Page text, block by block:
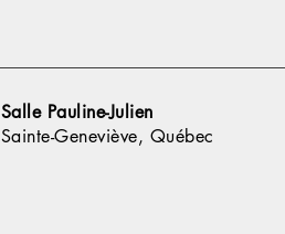
Salle Pauline-Julien
Sainte-Geneviève, Québec